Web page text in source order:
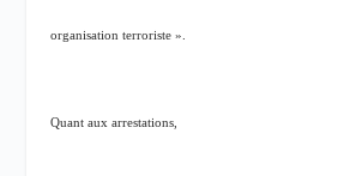
organisation terroriste ».
Quant aux arrestations,